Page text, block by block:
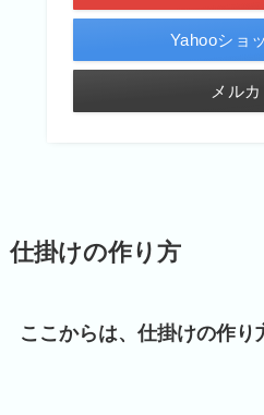
Yahooショ
メルカ
仕掛けの作り方
ここからは、仕掛けの作り